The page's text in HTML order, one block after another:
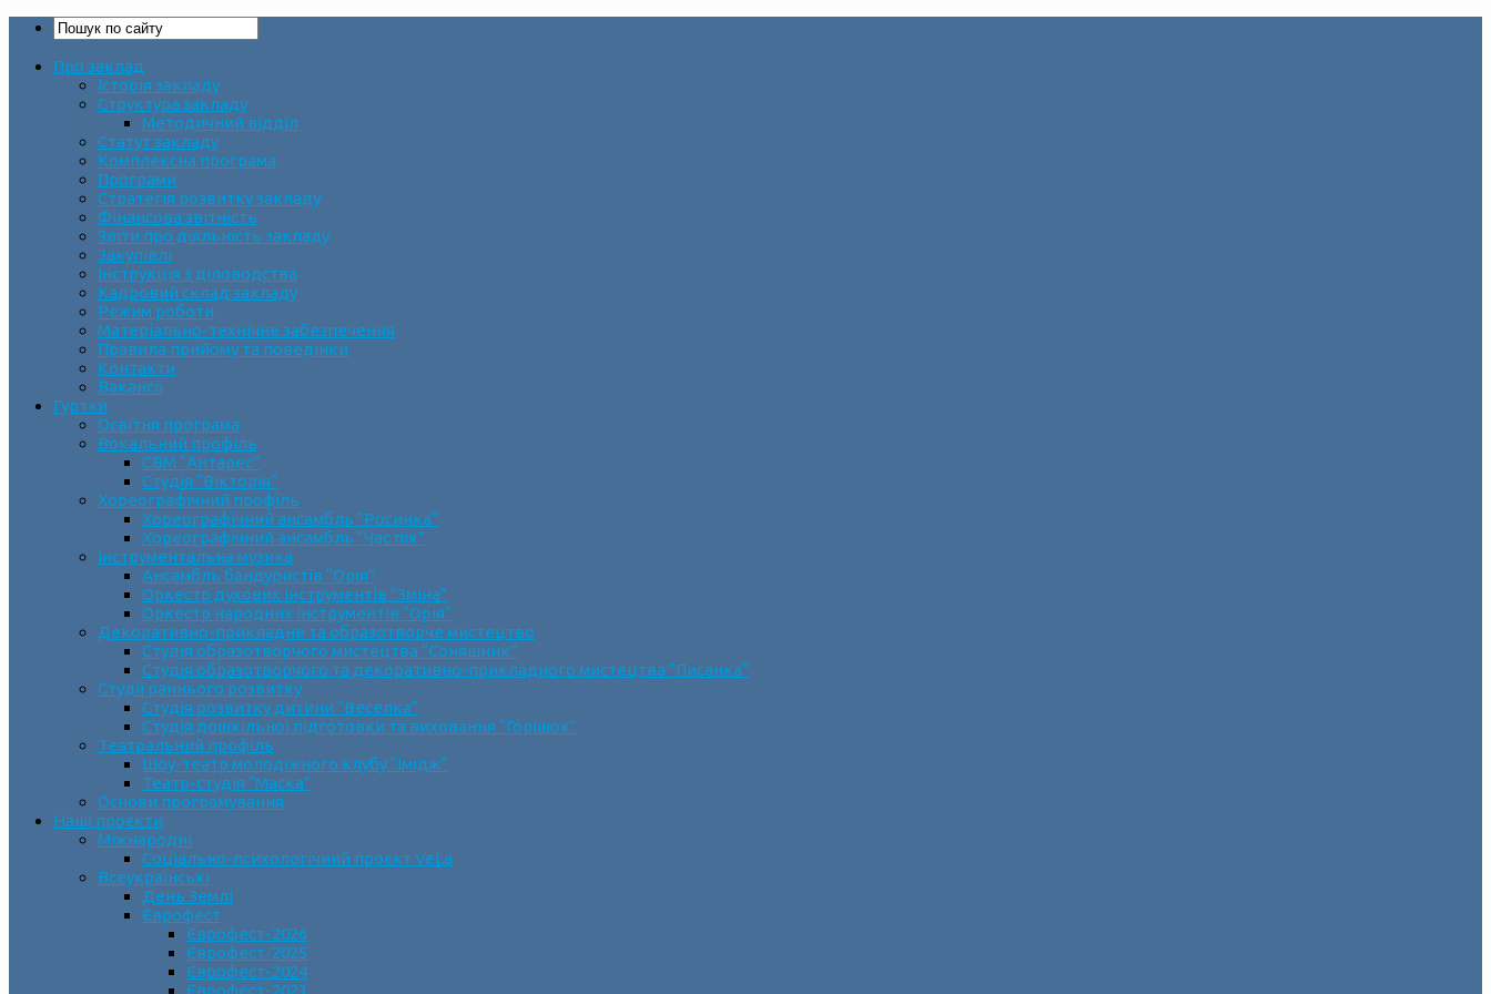
Про заклад
Історія закладу
Структура закладу
Методичний відділ
Статут закладу
Комплексна програма
Програми
Стратегія розвитку закладу
Фінансова звітність
Звіти про діяльність закладу
Закупівлі
Інструкція з діловодства
Кадровий склад закладу
Режим роботи
Матеріально-технічне забезпечення
Правила прийому та поведінки
Контакти
Вакансії
Гуртки
Освітня програма
Вокальний профіль
СВМ “Антарес”
Студія “Вікторія”
Хореографічний профіль
Хореографічний ансамбль “Росинка”
Хореографічний ансамбль “Час пік”
Інструментальна музика
Ансамбль бандуристів “Орія”
Оркестр духових інструментів “Зміна”
Оркестр народних інструментів “Орія”
Декоративно-прикладне та образотворче мистецтво
Cтудія образотворчого мистецтва “Соняшник”
Студія образотворчого та декоративно-прикладного мистецтва “Писанка”
Студії раннього розвитку
Студія розвитку дитини “Веселка”
Студія дошкільної підготовки та виховання “Горішок”
Театральний профіль
Шоу-театр молодіжного клубу “Імідж”
Театр-студія “Маска”
Основи програмування
Наші проєкти
Міжнародні
Соціально-психологічний проєкт VeLa
Всеукраїнські
День Землі
Єврофест
Єврофест-2026
Єврофест-2025
Єврофест-2024
Єврофест-2023